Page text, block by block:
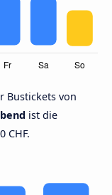
Bustickets von
ist die
CHF.